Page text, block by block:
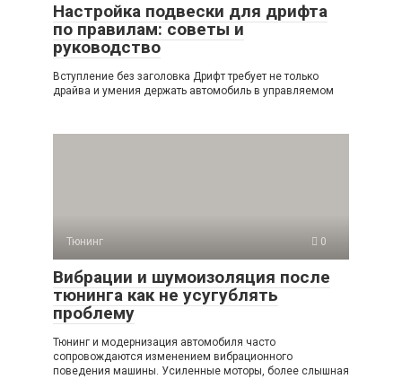
Настройка подвески для дрифта
по правилам: советы и
руководство
Вступление без заголовка Дрифт требует не только
драйва и умения держать автомобиль в управляемом
Тюнинг 0
Вибрации и шумоизоляция после
тюнинга как не усугублять
проблему
Тюнинг и модернизация автомобиля часто
сопровождаются изменением вибрационного
поведения машины. Усиленные моторы, более слышная